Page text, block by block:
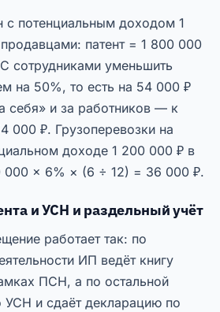
с потенциальным доходом 1
патент = 1 800 000
сотрудниками уменьшить
на 50%, то есть на 54 000 ₽
себя» и за работников — к
000 ₽. Грузоперевозки на
доходе 1 200 000 ₽ в
000 × 6% × (6 ÷ 12) = 36 000 ₽.
и УСН и раздельный учёт
работает так: по
ИП ведёт книгу
ПСН, а по остальной
и сдаёт декларацию по